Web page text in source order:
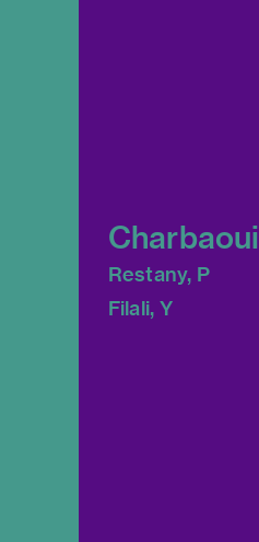
Charbaoui
Restany, P
Filali, Y